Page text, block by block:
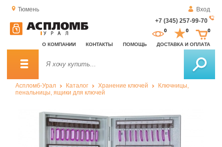
Тюмень
Вход
+7 (345) 257-99-70
О КОМПАНИИ КОНТАКТЫ ПОМОЩЬ ДОСТАВКА И ОПЛАТА
0 0 0
Аспломб-Урал Каталог Хранение ключей
Ключницы,
пенальницы, ящики для ключей